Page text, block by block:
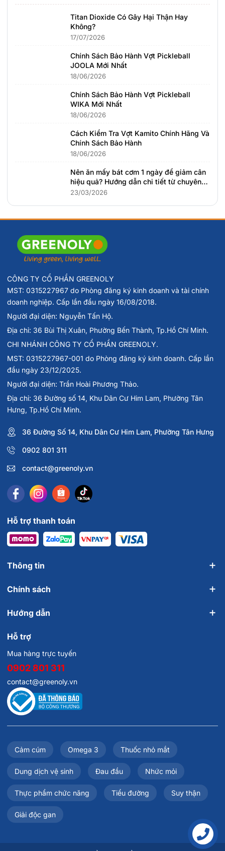
Titan Dioxide Có Gây Hại Thận Hay
Không?
17/07/2026
Chính Sách Bảo Hành Vợt Pickleball
JOOLA Mới Nhất
18/06/2026
Chính Sách Bảo Hành Vợt Pickleball
WIKA Mới Nhất
18/06/2026
Cách Kiểm Tra Vợt Kamito Chính Hãng Và
Chính Sách Bảo Hành
18/06/2026
Nên ăn mấy bát cơm 1 ngày để giảm cân
hiệu quả? Hướng dẫn chi tiết từ chuyên
gia dinh dưỡng
23/03/2026
CÔNG TY CỔ PHẦN GREENOLY
MST: 0315227967 do Phòng đăng ký kinh doanh và tài chính
doanh nghiệp. Cấp lần đầu ngày 16/08/2018.
Người đại diện: Nguyễn Tấn Hộ.
Địa chỉ: 36 Bùi Thị Xuân, Phường Bến Thành, Tp.Hồ Chí Minh.
CHI NHÁNH CÔNG TY CỔ PHẦN GREENOLY.
MST: 0315227967-001 do Phòng đăng ký kinh doanh. Cấp lần
đầu ngày 23/12/2025.
Người đại diện: Trần Hoài Phương Thảo.
Địa chỉ: 36 Đường số 14, Khu Dân Cư Him Lam, Phường Tân
Hưng, Tp.Hồ Chí Minh.
36 Đường Số 14, Khu Dân Cư Him Lam, Phường Tân Hưng
0902 801 311
contact@greenoly.vn
Hỗ trợ thanh toán
Thông tin
Chính sách
Hướng dẫn
Hỗ trợ
Mua hàng trực tuyến
0902 801 311
contact@greenoly.vn
Cảm cúm Omega 3 Thuốc nhỏ mắt
Dung dịch vệ sinh Đau đầu Nhức mỏi
Thực phẩm chức năng Tiểu đường Suy thận
Giải độc gan
Liên hệ